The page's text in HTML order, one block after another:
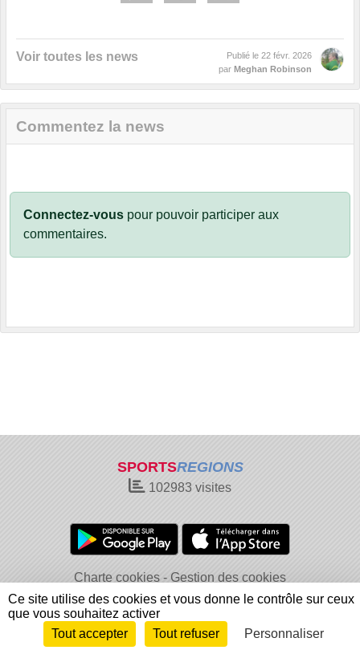
Voir toutes les news Publié le 22 févr. 2026
par Meghan Robinson
Commentez la news
Connectez-vous pour pouvoir participer aux
commentaires.
SPORTSREGIONS
102983 visites
Charte cookies
Gestion des cookies
Informations légales
Signaler un contenu inapproprié
Envie de participer ? Connexion
Ce site utilise des cookies et vous donne le contrôle sur ceux
que vous souhaitez activer
Tout accepter
Tout refuser Personnaliser